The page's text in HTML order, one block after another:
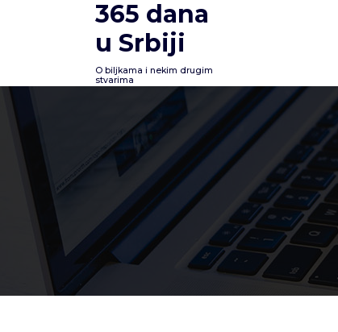
365 dana
u Srbiji
O biljkama i nekim drugim
stvarima